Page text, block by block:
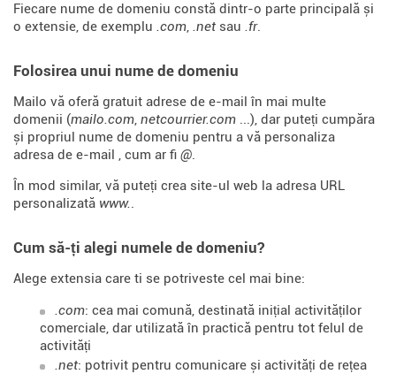
Fiecare nume de domeniu constă dintr-o parte principală și
o extensie, de exemplu .com, .net sau .fr.
Folosirea unui nume de domeniu
Mailo vă oferă gratuit adrese de e-mail în mai multe
domenii (mailo.com, netcourrier.com ...), dar puteți cumpăra
și propriul nume de domeniu pentru a vă personaliza
adresa de e-mail , cum ar fi @.
În mod similar, vă puteți crea site-ul web la adresa URL
personalizată www..
Cum să-ți alegi numele de domeniu?
Alege extensia care ti se potriveste cel mai bine:
.com: cea mai comună, destinată inițial activităților
comerciale, dar utilizată în practică pentru tot felul de
activități
.net: potrivit pentru comunicare și activități de rețea